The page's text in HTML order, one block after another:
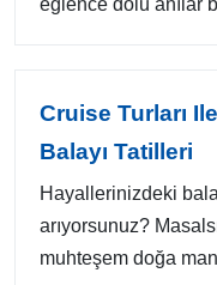
eğlence dolu anılar
Cruise Turları
Balayı Tatilleri
Hayallerinizdeki
arıyorsunuz?
muhteşem doğa